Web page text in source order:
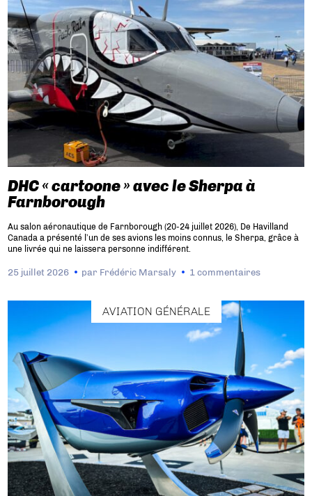
DHC « cartoone » avec le Sherpa à
Farnborough
Au salon aéronautique de Farnborough (20-24 juillet 2026), De Havilland
Canada a présenté l’un de ses avions les moins connus, le Sherpa, grâce à
une livrée qui ne laissera personne indifférent.
25 juillet 2026 par Frédéric Marsaly 1 commentaires
AVIATION GÉNÉRALE